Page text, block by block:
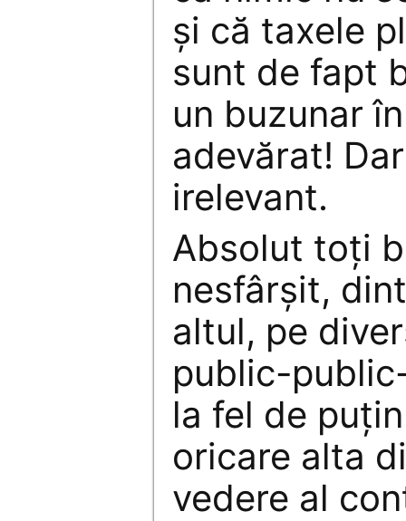
şi că taxele
sunt de fapt
un buzunar
adevărat!
irelevant.
Absolut toţi
nesfârşit,
altul, pe
public-
la fel de
oricare alta
vedere al